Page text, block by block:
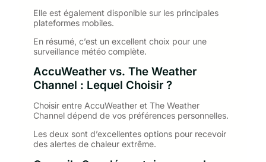
Elle est également disponible sur les principales
plateformes mobiles.
En résumé, c’est un excellent choix pour une
surveillance météo complète.
AccuWeather vs. The Weather
Channel : Lequel Choisir ?
Choisir entre AccuWeather et The Weather
Channel dépend de vos préférences personnelles.
Les deux sont d’excellentes options pour recevoir
des alertes de chaleur extrême.